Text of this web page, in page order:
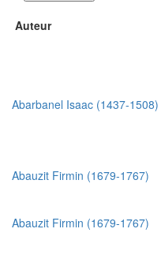
Auteur
Abarbanel Isaac (1437-1508)
Abauzit Firmin (1679-1767)
Abauzit Firmin (1679-1767)